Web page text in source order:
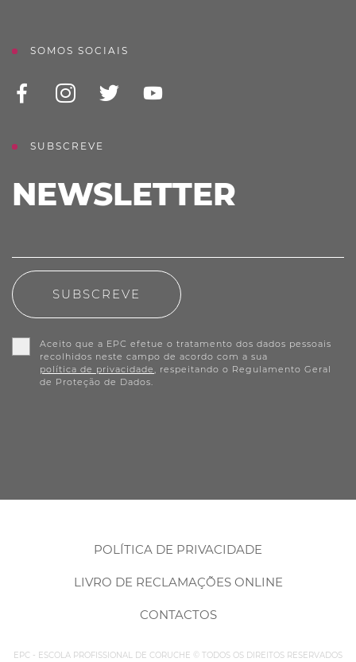
SOMOS SOCIAIS
SUBSCREVE
NEWSLETTER
SUBSCREVE
Aceito que a EPC efetue o tratamento dos dados pessoais
recolhidos neste campo de acordo com a sua
política de privacidade , respeitando o Regulamento Geral
de Proteção de Dados.
POLÍTICA DE PRIVACIDADE
LIVRO DE RECLAMAÇÕES ONLINE
CONTACTOS
EPC - ESCOLA PROFISSIONAL DE CORUCHE © TODOS OS DIREITOS RESERVADOS